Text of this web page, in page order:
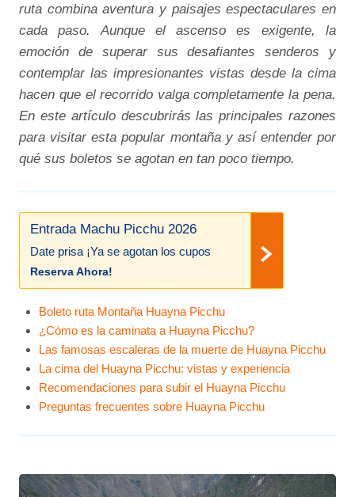
ruta combina aventura y paisajes espectaculares en
cada paso. Aunque el ascenso es exigente, la
emoción de superar sus desafiantes senderos y
contemplar las impresionantes vistas desde la cima
hacen que el recorrido valga completamente la pena.
En este artículo descubrirás las principales razones
para visitar esta popular montaña y así entender por
qué sus boletos se agotan en tan poco tiempo.
Entrada Machu Picchu 2026
Date prisa ¡Ya se agotan los cupos
Reserva Ahora!
Boleto ruta Montaña Huayna Picchu
¿Cómo es la caminata a Huayna Picchu?
Las famosas escaleras de la muerte de Huayna Picchu
La cima del Huayna Picchu: vistas y experiencia
Recomendaciones para subir el Huayna Picchu
Preguntas frecuentes sobre Huayna Picchu